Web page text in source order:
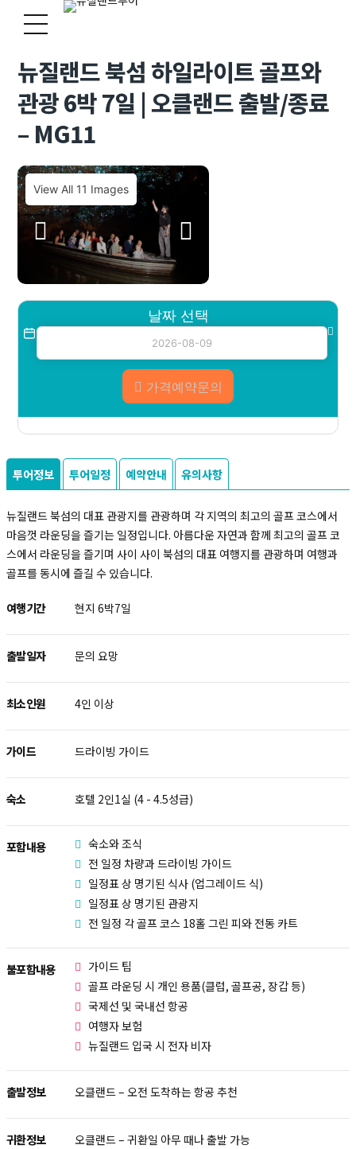
뉴질랜드 북섬 하일라이트 골프와
관광 6박 7일 | 오클랜드 출발/종료
– MG11
View All 11 Images
날짜 선택
가격예약문의
투어정보 투어일정 예약안내 유의사항
뉴질랜드 북섬의 대표 관광지를 관광하며 각 지역의 최고의 골프 코스에서
마음껏 라운딩을 즐기는 일정입니다. 아름다운 자연과 함께 최고의 골프 코
스에서 라운딩을 즐기며 사이 사이 북섬의 대표 여행지를 관광하며 여행과
골프를 동시에 즐길 수 있습니다.
여행기간 현지 6박7일
출발일자 문의 요망
최소인원 4인 이상
가이드 드라이빙 가이드
숙소 호텔 2인1실 (4 - 4.5성급)
포함내용
숙소와 조식
전 일정 차량과 드라이빙 가이드
일정표 상 명기된 식사 (업그레이드 식)
일정표 상 명기된 관광지
전 일정 각 골프 코스 18홀 그린 피와 전동 카트
불포함내용
가이드 팁
골프 라운딩 시 개인 용품(클럽, 골프공, 장갑 등)
국제선 및 국내선 항공
여행자 보험
뉴질랜드 입국 시 전자 비자
출발정보 오클랜드 – 오전 도착하는 항공 추천
귀환정보 오클랜드 – 귀환일 아무 때나 출발 가능